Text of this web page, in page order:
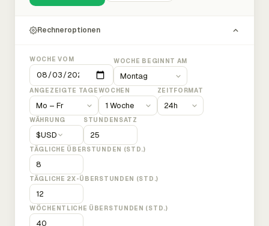
Rechneroptionen
WOCHE VOM WOCHE BEGINNT AM
ANGEZEIGTE TAGEWOCHEN ZEITFORMAT
WÄHRUNG
$USD
STUNDENSATZ
TÄGLICHE ÜBERSTUNDEN (STD.)
TÄGLICHE 2X-ÜBERSTUNDEN (STD.)
WÖCHENTLICHE ÜBERSTUNDEN (STD.)